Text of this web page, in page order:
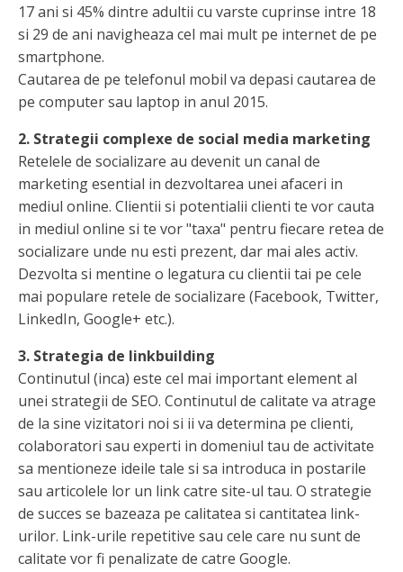
17 ani si 45% dintre adultii cu varste cuprinse intre 18
si 29 de ani navigheaza cel mai mult pe internet de pe
smartphone.
Cautarea de pe telefonul mobil va depasi cautarea de
pe computer sau laptop in anul 2015.
2. Strategii complexe de social media marketing
Retelele de socializare au devenit un canal de
marketing esential in dezvoltarea unei afaceri in
mediul online. Clientii si potentialii clienti te vor cauta
in mediul online si te vor "taxa" pentru fiecare retea de
socializare unde nu esti prezent, dar mai ales activ.
Dezvolta si mentine o legatura cu clientii tai pe cele
mai populare retele de socializare (Facebook, Twitter,
LinkedIn, Google+ etc.).
3. Strategia de linkbuilding
Continutul (inca) este cel mai important element al
unei strategii de SEO. Continutul de calitate va atrage
de la sine vizitatori noi si ii va determina pe clienti,
colaboratori sau experti in domeniul tau de activitate
sa mentioneze ideile tale si sa introduca in postarile
sau articolele lor un link catre site-ul tau. O strategie
de succes se bazeaza pe calitatea si cantitatea link-
urilor. Link-urile repetitive sau cele care nu sunt de
calitate vor fi penalizate de catre Google.